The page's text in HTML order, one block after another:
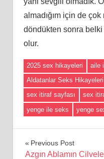
almadığım için de çok
döndükten sonra
olur.
2025 sex hikayeleri aile
Aldatanlar Seks Hikayeleri
sex itiraf sayfası
sex
yenge ile seks
yenge
Yazı
Previous Post
Azgın Ablamın